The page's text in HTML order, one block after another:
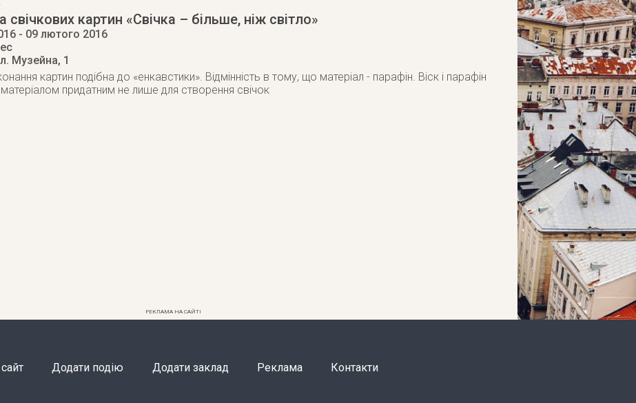
свічкових картин «Свічка – більше, ніж світло»
- 09 лютого 2016
Музейна, 1
картин подібна до «енкавстики». Відмінність в тому, що матеріал - парафін. Віск і парафін
придатним не лише для створення свічок
РЕКЛАМА НА САЙТІ
Додати подію Додати заклад Реклама Контакти